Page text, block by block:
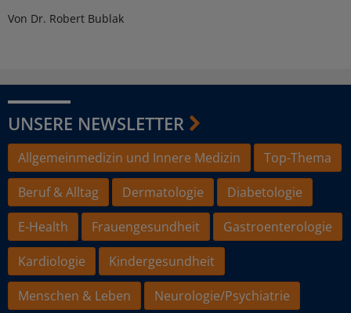
Von Dr. Robert Bublak
UNSERE NEWSLETTER
Allgemeinmedizin und Innere Medizin
Top-Thema
Beruf & Alltag
Dermatologie
Diabetologie
E-Health
Frauengesundheit
Gastroenterologie
Kardiologie
Kindergesundheit
Menschen & Leben
Neurologie/Psychiatrie